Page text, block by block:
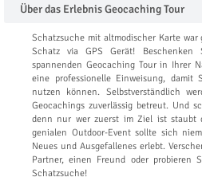
Über das Erlebnis Geocaching Tour
Schatzsuche mit altmodischer Karte
Schatz via GPS Gerät! Beschenken
spannenden Geocaching Tour in Ihrer
eine professionelle Einweisung,
nutzen können. Selbstverständlich
Geocachings zuverlässig betreut. Und
denn nur wer zuerst im Ziel ist staubt
genialen Outdoor-Event sollte sich
Neues und Ausgefallenes erlebt.
Partner, einen Freund oder probieren
Schatzsuche!